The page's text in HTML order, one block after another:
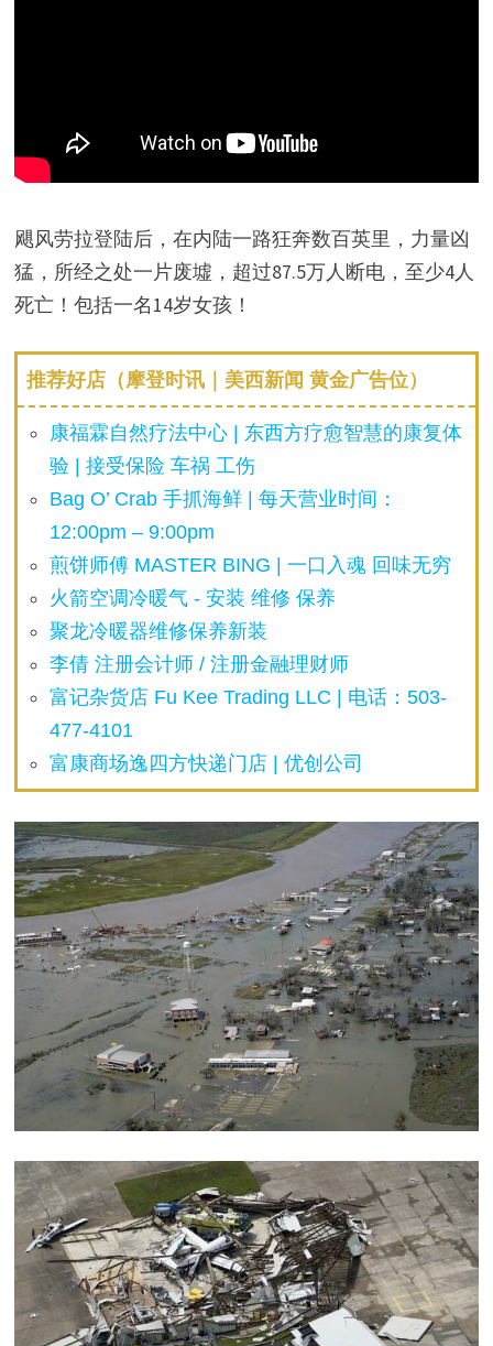
飓风劳拉登陆后，在内陆一路狂奔数百英里，力量凶
猛，所经之处一片废墟，超过87.5万人断电，至少4人
死亡！包括一名14岁女孩！
推荐好店（摩登时讯｜美西新闻 黄金广告位）
康福霖自然疗法中心 | 东西方疗愈智慧的康复体
验 | 接受保险 车祸 工伤
Bag O’ Crab 手抓海鲜 | 每天营业时间：
12:00pm – 9:00pm
煎饼师傅 MASTER BING | 一口入魂 回味无穷
火箭空调冷暖气 - 安装 维修 保养
聚龙冷暖器维修保养新装
李倩 注册会计师 / 注册金融理财师
富记杂货店 Fu Kee Trading LLC | 电话：503-
477-4101
富康商场逸四方快递门店 | 优创公司